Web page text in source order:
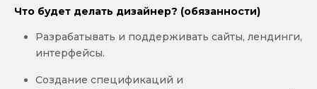
Что будет делать дизайнер? (обязанности)
Разрабатывать и поддерживать сайты, лендинги,
интерфейсы.
Создание спецификаций и